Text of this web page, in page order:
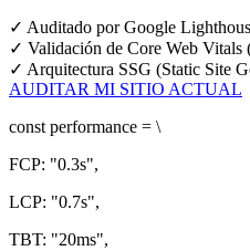
✓ Auditado por Google
✓ Validación de Core Web Vitals
✓ Arquitectura SSG (Static Site
AUDITAR MI SITIO ACTUAL
const performance = \
FCP: "0.3s",
LCP: "0.7s",
TBT: "20ms",